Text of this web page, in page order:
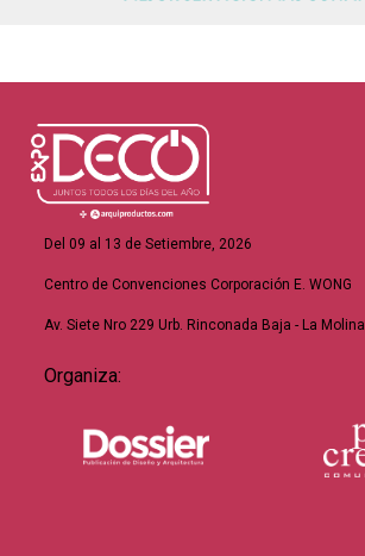
Del 09 al 13 de Setiembre, 2026
Centro de Convenciones Corporación E. WONG
Av. Siete Nro 229 Urb. Rinconada Baja - La Molina
Organiza: